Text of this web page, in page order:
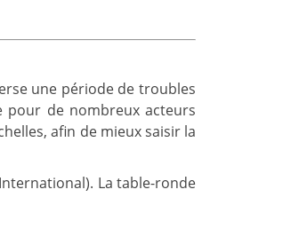
une période de troubles
pour de nombreux acteurs
afin de mieux saisir la
La table-ronde